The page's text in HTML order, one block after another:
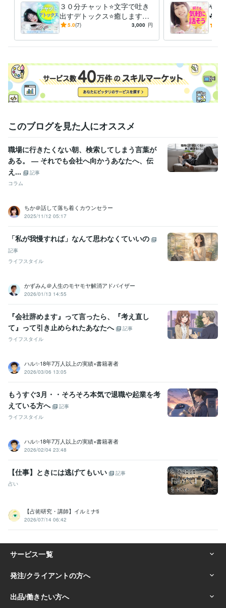
■━━━━━━━━━━□
┃ココナラ未登録の方へ┃
□━━━━━━━━━━■
以下リンクよりご登録いただくとココナラより1000ポイント付与されま
す。
https://coconala.com/invite/F8CSJV
招待コード：F8CSJV
経験職種
営業 / 海外営業 経験年数 : 8年
ライフスタイル・その他 / キャリア・資格アドバイザー
年
職歴
傾聴カウンセラーになるまでの道① 2013年2月 ~ 現在
傾聴カウンセラーになるまでの道② 2021年2月 ~ 現在
家資格キャリコン試験官が傾聴力を高く評価して下さり一発合格
家資格精神保健福祉士になるためキツイ実習も頑張った一発合格
資格・検定
産業カウンセラー 取得年 : 2012年
キャリアコンサルタント
精神保健福祉士
ビジネス・クリエイティブツール
Excel:15年PowerPoint:15年
Google スプレッドシート:10年Google スライド:10年
Google ドキュメント:10年
Word:15年Moneyfoward:10年
ジョブカン会計:10年Canva:0年
その他ツール
グリーフケア（死別の悲嘆を抱える方のサポート）:3年
直観力・洞察力が強い（第六感が高い）:99年
人の魅力・強みを見つけるスキル:99年
得意分野
悩み相談・カウンセリング
恋愛 婚活
強み 潜在能力
３０分チャット⭐文字で吐き
出すデトックス⭐癒します
【チャット】デトックス⭐あ
る体験を
5.0(7) 3,000 円
やさ
☘電
も㊙
このブログを見た人にオススメ
職場に行きたくない朝、検索してしまう言葉が
ある。 ― それでも会社へ向かうあなたへ、伝
え...
記事
コラム
ちか＠話して落ち着くカウンセラー
2025/11/12 05:17
「私が我慢すれば」なんて思わなくていいの
記事
ライフスタイル
かずみん＠人生のモヤモヤ解消アドバイザー
2026/01/13 14:55
『会社辞めます』って言ったら、『考え直し
て』って引き止められたあなたへ
記事
ライフスタイル
ハル✨18年7万人以上の実績×書籍著者
2026/03/06 13:05
もうすぐ3月・・そろそろ本気で退職や起業を考
えている方へ
記事
ライフスタイル
ハル✨18年7万人以上の実績×書籍著者
2026/02/04 23:48
【仕事】ときには逃げてもいい
記事
占い
【占術研究・講師】イルミナti
2026/07/14 06:42